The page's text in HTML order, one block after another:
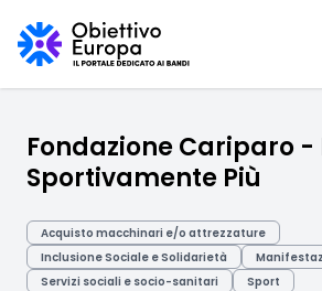
Fondazione Cariparo -
Sportivamente Più
Acquisto macchinari e/o attrezzature
Inclusione Sociale e Solidarietà
Servizi sociali e socio-sanitari
Sport